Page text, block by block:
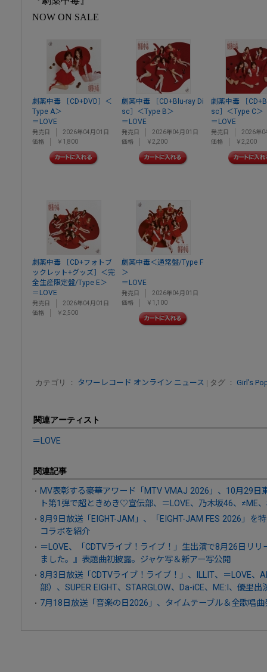
NOW ON SALE
劇薬中毒 ［CD+DVD］＜
Type A＞
＝LOVE
発売日
2026年04月01日
価格
￥1,800
劇薬中毒 ［CD+Blu-ray Di
sc］＜Type B＞
＝LOVE
発売日
2026年04月01日
価格
￥2,200
劇薬中毒 ［
sc］＜Type C＞
＝LOVE
発売日
2026年
価格
￥2,200
劇薬中毒 ［CD+フォトブ
ックレット+グッズ］＜完
全生産限定盤/Type E＞
＝LOVE
発売日
2026年04月01日
価格
￥2,500
劇薬中毒＜通常盤/Type F
＞
＝LOVE
発売日
2026年04月01日
価格
￥1,100
カテゴリ ： タワーレコード オンライン ニュース | タグ ： Girl's
関連アーティスト
＝LOVE
関連記事
MV表彰する豪華アワード「MTV VMAJ 2026」、10月29日
ト第1弾で超ときめき♡宣伝部、＝LOVE、乃木坂46、≠ME
8月9日放送「EIGHT-JAM」、「EIGHT-JAM FES 2026」を
コラボを紹介
＝LOVE、「CDTVライブ！ライブ！」生出演で8月26日リ
ました。』表題曲初披露。ジャケ写＆新アー写公開
8月3日放送「CDTVライブ！ライブ！」、ILLIT、＝LOVE、
部）、SUPER EIGHT、STARGLOW、Da-iCE、ME:I、優里出
7月18日放送「音楽の日2026」、タイムテーブル＆全歌唱曲